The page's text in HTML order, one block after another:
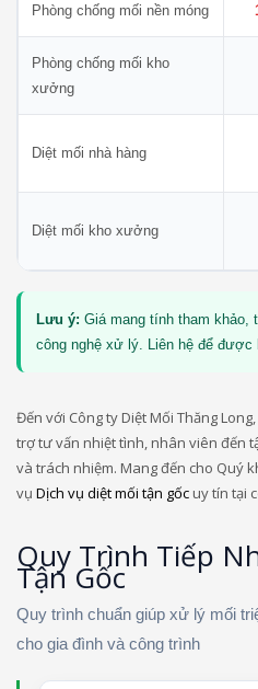
Phòng chống mối nền móng
Phòng chống mối kho
xưởng
Diệt mối nhà hàng
Diệt mối kho xưởng
Lưu ý: Giá mang tính tham
công nghệ xử lý. Liên hệ để được
Đến với Công ty Diệt Mối Thăng
trợ tư vấn nhiệt tình, nhân viên đến
và trách nhiệm. Mang đến cho Quý
vụ Dịch vụ diệt mối tận gốcuy tín tại
Quy Trình Tiếp
Tận Gốc
Quy trình chuẩn giúp xử lý mối
cho gia đình và công trình